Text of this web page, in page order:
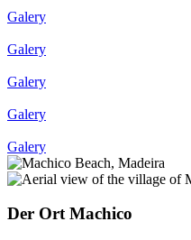
Galery
Galery
Galery
Galery
Galery
Der Ort Machico